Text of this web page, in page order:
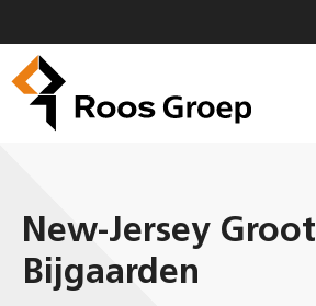
inhoud
New-Jersey Groot
Bijgaarden